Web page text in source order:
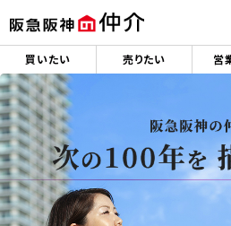
買いたい 売りたい 営